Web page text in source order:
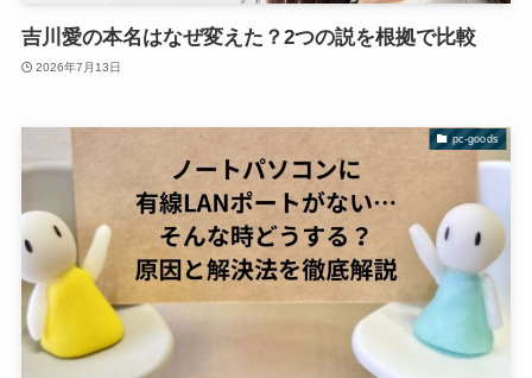
吉川愛の本名はなぜ変えた？2つの説を根拠で比較
2026年7月13日
pc-goods